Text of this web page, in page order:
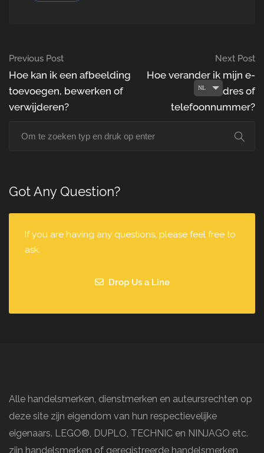
Post
navigation
Previous Post
Hoe kan ik een afbeelding
toevoegen, bewerken of
verwijderen?
Next Post
Hoe verander ik mijn e-
mailadres of
telefoonnummer?
Got Any Question?
If you are having any questions, please feel free to
ask.
Drop Us a Line
NL
Alle handelsmerken, dienstmerken en auteursrechten op
deze site zijn eigendom van hun respectievelijke
eigenaars. LEGO®, DUPLO, TECHNIC en NINJAGO etc.
zijn handelsmerken of geregistreerde handelsmerken